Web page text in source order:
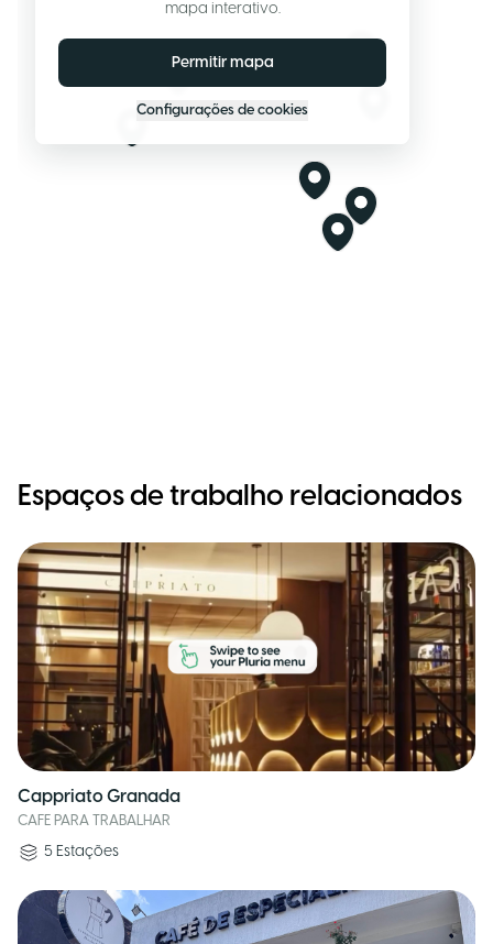
mapa interativo.
Permitir mapa
Configurações de cookies
Espaços de trabalho relacionados
Cappriato Granada
CAFE PARA TRABALHAR
5 Estações